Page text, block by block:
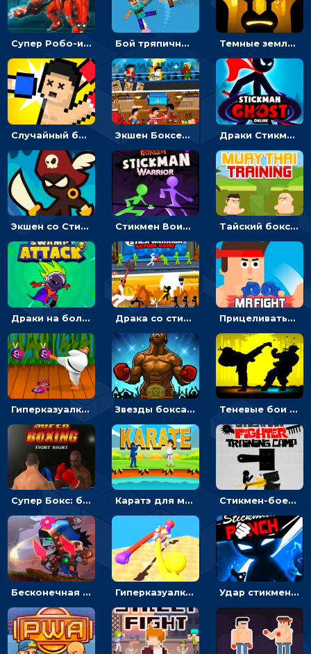
Супер Робо-истребитель: собери своего робота и сразись с соперником Бой тряпичной куклы: вращай оружие и уничтожай врага Темные земли - приключения отважного воина
Случайный бокс: веселые спортивные соревнования - на двоих Экшен Боксерский боец: менять сторону, чтобы бить противников Драки Стикмена с призраками: бить мечом или уходить от подземных кольев
Экшен со Стикменом: Драка с рисованными чертиками Стикмен Воин фаталити: подбрасывать куклу и драться Тайский бокс: драки с деревом
Драки на болоте: бежать или бить монстров и роботов Драка со стикменом: бить врагов по очереди лопатой Прицеливаться бойцом, чтобы бить противников - драка со стикменом
Гиперказуалка Последняя битва: тапать и мочить букашек Звезды бокса: бить противника или ставить блок - для мальчиков Теневые бои на двоих: бей соперника, чтобы побеждать в драке
Супер Бокс: бить противника или ставить блок - спортивная гиперказуалка Каратэ для мальчиков: лови и бей врагов - драки Стикмен-боец: бей по стене и уходи от опасностей
Бесконечная граница: путешествуй и сражайся с демонами - приключения Гиперказуалка Фигурный удар 3D: сломай преграды и нокаутируй соперника Удар стикмена: бей врагов и собирай души